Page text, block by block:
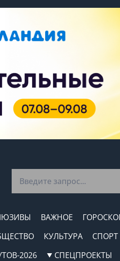
ВАЖНОЕ
КУЛЬТУРА СПОРТ
2026
СПЕЦПРОЕКТЫ